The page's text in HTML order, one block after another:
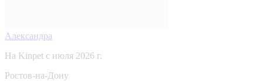
Александра
На Kinpet c июля 2026 г.
Ростов-на-Дону